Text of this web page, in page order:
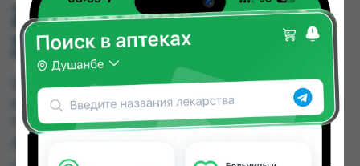
ZOPICLON ABZ 7.5 MG (
ЗОПИКЛОН) № 10 ТАБ
ZOPICLON ABZ 7.5 MG ( ЗОПИКЛОН) № 10 ТАБ
можно купить или заказать в аптеках, Дорухона
Олмони №1 по цене от 70.00 TJS в Душанбе и